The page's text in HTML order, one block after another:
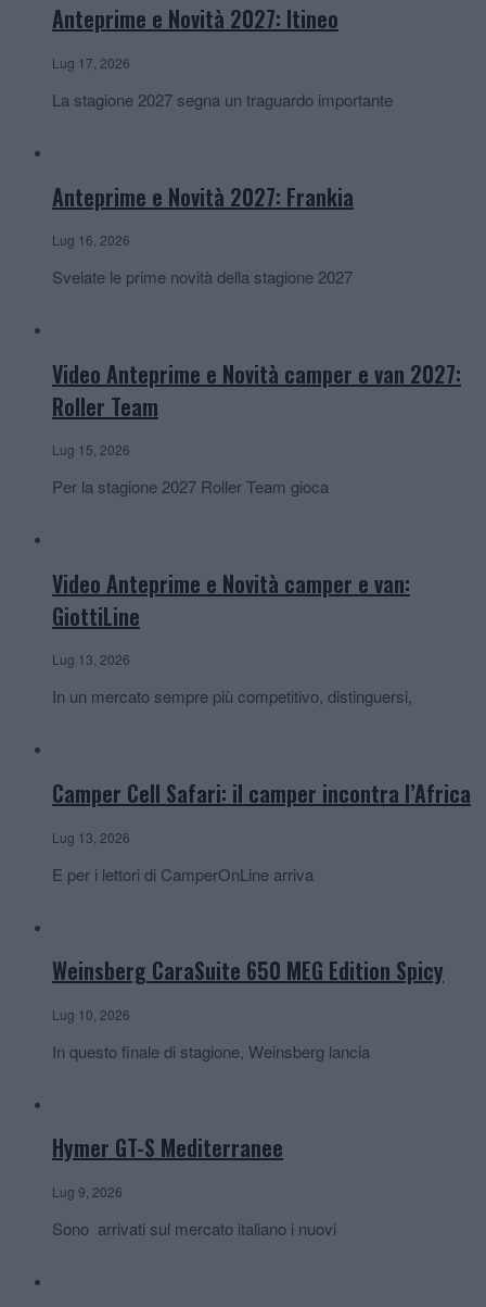
Anteprime e Novità 2027: Itineo
Lug 17, 2026
La stagione 2027 segna un traguardo importante
Anteprime e Novità 2027: Frankia
Lug 16, 2026
Svelate le prime novità della stagione 2027
Video Anteprime e Novità camper e van 2027:
Roller Team
Lug 15, 2026
Per la stagione 2027 Roller Team gioca
Video Anteprime e Novità camper e van:
GiottiLine
Lug 13, 2026
In un mercato sempre più competitivo, distinguersi,
Camper Cell Safari: il camper incontra l’Africa
Lug 13, 2026
E per i lettori di CamperOnLine arriva
Weinsberg CaraSuite 650 MEG Edition Spicy
Lug 10, 2026
In questo finale di stagione, Weinsberg lancia
Hymer GT-S Mediterranee
Lug 9, 2026
Sono arrivati sul mercato italiano i nuovi